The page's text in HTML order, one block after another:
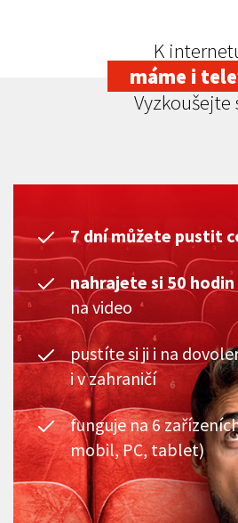
K
máme i
Vyzkoušejte
7 dní můžete pustit
nahrajete si 50 hodin
na video
pustíte si ji i na
i v zahraničí
funguje na 6
mobil, PC, tablet)